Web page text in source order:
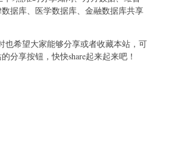
据库、医学数据库、金融数据库共享
也希望大家能够分享或者收藏本站，可
分享按钮，快快share起来起来吧！